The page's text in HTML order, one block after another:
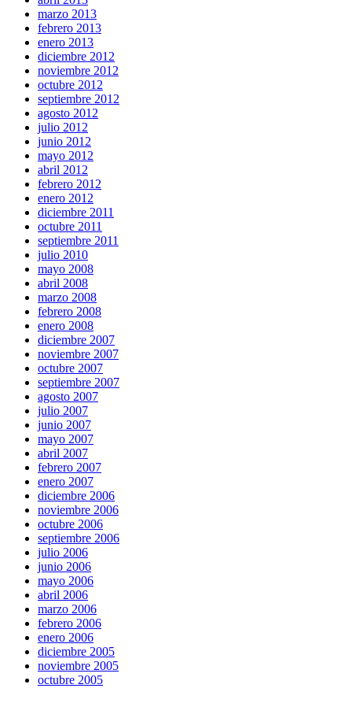
marzo 2013
febrero 2013
enero 2013
diciembre 2012
noviembre 2012
octubre 2012
septiembre 2012
agosto 2012
julio 2012
junio 2012
mayo 2012
abril 2012
febrero 2012
enero 2012
diciembre 2011
octubre 2011
septiembre 2011
julio 2010
mayo 2008
abril 2008
marzo 2008
febrero 2008
enero 2008
diciembre 2007
noviembre 2007
octubre 2007
septiembre 2007
agosto 2007
julio 2007
junio 2007
mayo 2007
abril 2007
febrero 2007
enero 2007
diciembre 2006
noviembre 2006
octubre 2006
septiembre 2006
julio 2006
junio 2006
mayo 2006
abril 2006
marzo 2006
febrero 2006
enero 2006
diciembre 2005
noviembre 2005
octubre 2005